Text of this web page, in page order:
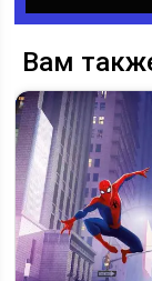
Вам